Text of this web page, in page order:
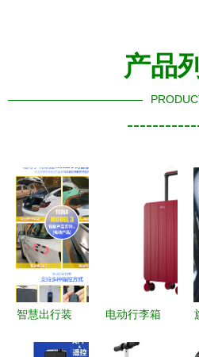
产品
智慧出行装
电动行李箱